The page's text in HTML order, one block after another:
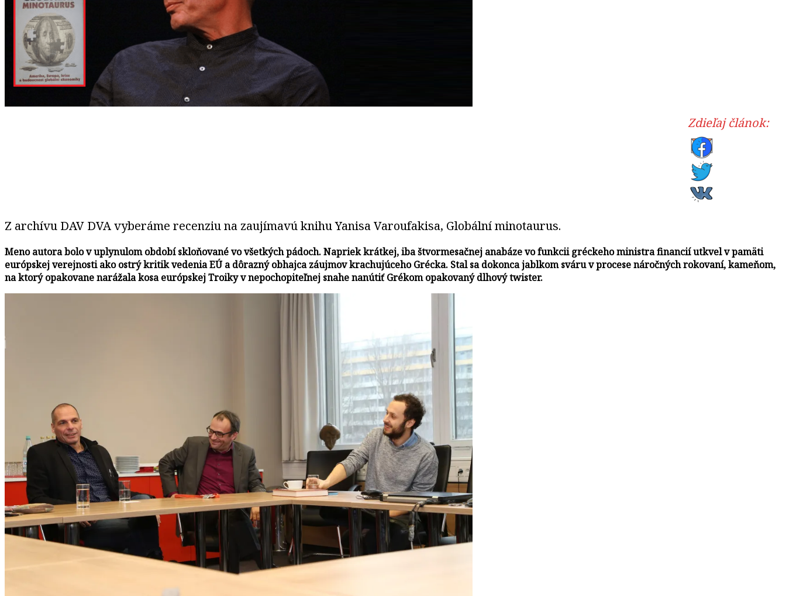
Zdieľaj článok:
Z archívu DAV DVA vyberáme recenziu na zaujímavú knihu Yanisa Varoufakisa, Globální minotaurus.
Meno autora bolo v uplynulom období skloňované vo všetkých pádoch. Napriek krátkej, iba štvormesačnej anabáze vo funkcii gréckeho ministra financií utkvel v pamäti
európskej verejnosti ako ostrý kritik vedenia EÚ a dôrazný obhajca záujmov krachujúceho Grécka. Stal sa dokonca jablkom sváru v procese náročných rokovaní, kameňom,
na ktorý opakovane narážala kosa európskej Troiky v nepochopiteľnej snahe nanútiť Grékom opakovaný dlhový twister.